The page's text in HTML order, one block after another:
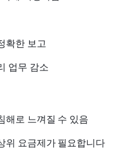
확한 보고
업무 감소
해로 느껴질 수 있음
위 요금제가 필요합니다